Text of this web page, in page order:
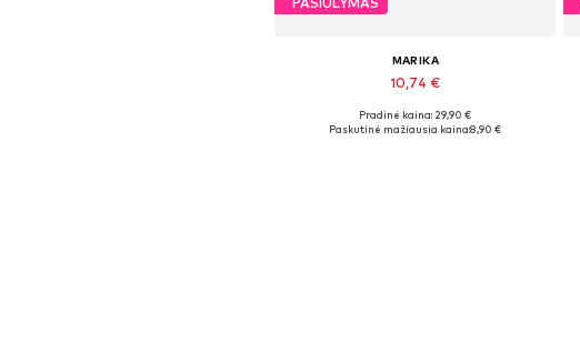
MARIKA
10,74 €
Galimi dydžiai: XS
Pradinė kaina: 29,90 €
Paskutinė mažiausia kaina:8,90 €